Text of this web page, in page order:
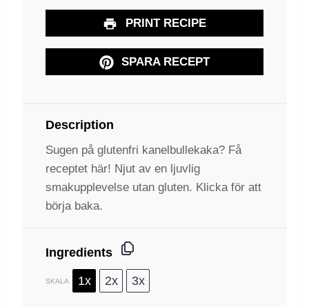
PRINT RECIPE
SPARA RECEPT
Description
Sugen på glutenfri kanelbullekaka? Få
receptet här! Njut av en ljuvlig
smakupplevelse utan gluten. Klicka för att
börja baka.
Ingredients
SKALA 1x 2x 3x